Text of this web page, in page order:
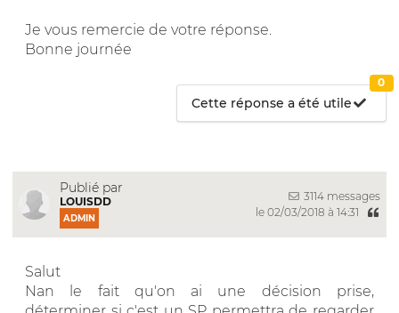
Je vous remercie de votre réponse.
Bonne journée
Cette réponse a été utile
0
Publié par
LOUISDD
ADMIN
3114 messages
le 02/03/2018 à 14:31
Salut
Nan le fait qu'on ai une décision prise,